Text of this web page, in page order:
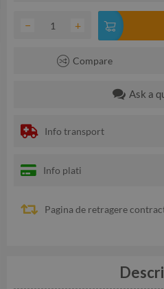
+
−
Compare
Ask a
Info transport
Info plati
Pagina de retragere